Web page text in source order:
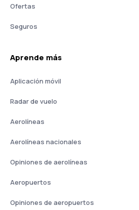
Ofertas
Seguros
Aprende más
Aplicación móvil
Radar de vuelo
Aerolíneas
Aerolíneas nacionales
Opiniones de aerolíneas
Aeropuertos
Opiniones de aeropuertos